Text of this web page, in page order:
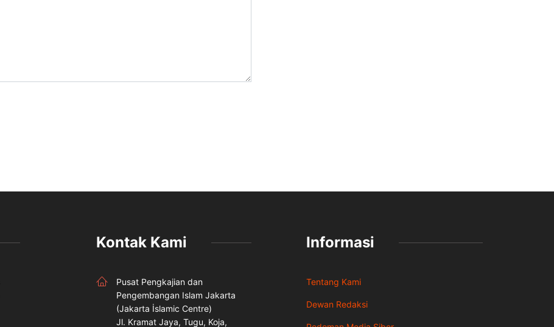
Kontak Kami
Pusat Pengkajian dan
Pengembangan Islam Jakarta
(Jakarta İslamic Centre)
Jl. Kramat Jaya, Tugu, Koja,
Informasi
Tentang Kami
Dewan Redaksi